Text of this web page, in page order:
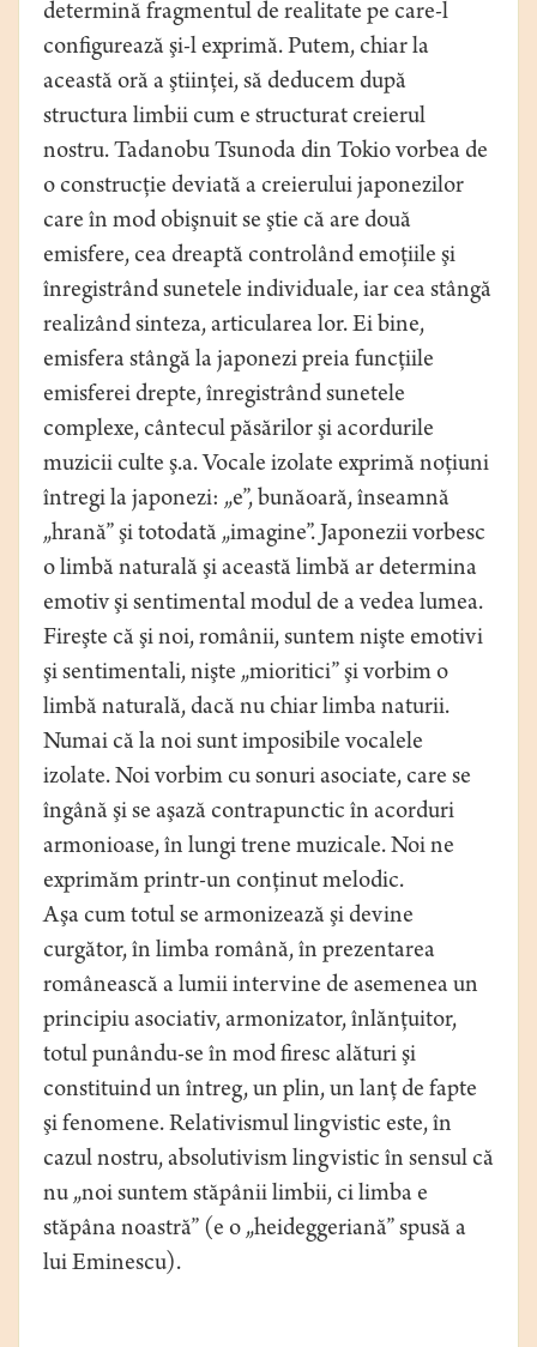
determină fragmentul de realitate pe care-l
configurează şi-l exprimă. Putem, chiar la
această oră a ştiinţei, să deducem după
structura limbii cum e structurat creierul
nostru. Tadanobu Tsunoda din Tokio vorbea de
o construcţie deviată a creierului japonezilor
care în mod obişnuit se ştie că are două
emisfere, cea dreaptă controlând emoţiile şi
înregistrând sunetele individuale, iar cea stângă
realizând sinteza, articularea lor. Ei bine,
emisfera stângă la japonezi preia funcţiile
emisferei drepte, înregistrând sunetele
complexe, cântecul păsărilor şi acordurile
muzicii culte ş.a. Vocale izolate exprimă noţiuni
întregi la japonezi: „e”, bunăoară, înseamnă
„hrană” şi totodată „imagine”. Japonezii vorbesc
o limbă naturală şi această limbă ar determina
emotiv şi sentimental modul de a vedea lumea.
Fireşte că şi noi, românii, suntem nişte emotivi
şi sentimentali, nişte „mioritici” şi vorbim o
limbă naturală, dacă nu chiar limba naturii.
Numai că la noi sunt imposibile vocalele
izolate. Noi vorbim cu sonuri asociate, care se
îngână şi se aşază contrapunctic în acorduri
armonioase, în lungi trene muzicale. Noi ne
exprimăm printr-un conţinut melodic.
Aşa cum totul se armonizează şi devine
curgător, în limba română, în prezentarea
românească a lumii intervine de asemenea un
principiu asociativ, armonizator, înlănţuitor,
totul punându-se în mod firesc alături şi
constituind un întreg, un plin, un lanţ de fapte
şi fenomene. Relativismul lingvistic este, în
cazul nostru, absolutivism lingvistic în sensul că
nu „noi suntem stăpânii limbii, ci limba e
stăpâna noastră” (e o „heideggeriană” spusă a
lui Eminescu).